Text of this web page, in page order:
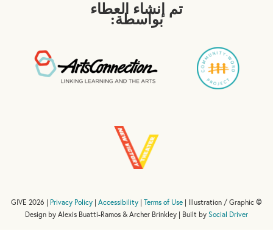
تم إنشاء العطاء
بواسطة:
©
Privacy Policy | Accessibility | Terms of Use | Illustration / Graphic
Design by Alexis Buatti-Ramos & Archer Brinkley | Built by Social Driver